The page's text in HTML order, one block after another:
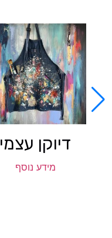
דיוקן עצמי
מידע נוסף